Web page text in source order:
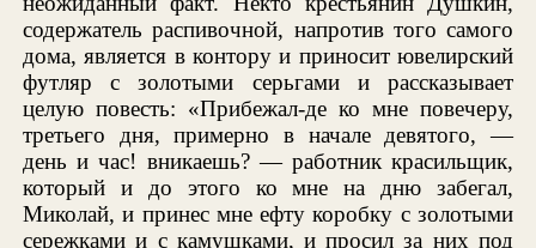
содержатель распивочной, напротив того самого
дома, является в контору и приносит ювелирский
футляр с золотыми серьгами и рассказывает
целую повесть: «Прибежал-де ко мне повечеру,
третьего дня, примерно в начале девятого, —
день и час! вникаешь? — работник красильщик,
который и до этого ко мне на дню забегал,
Миколай, и принес мне ефту коробку с золотыми
сережками и с камушками, и просил за них под